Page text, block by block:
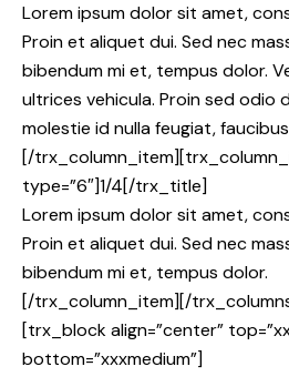
Lorem ipsum dolor sit amet,
Proin et aliquet dui. Sed nec
bibendum mi et, tempus dolor.
ultrices vehicula. Proin sed odio
molestie id nulla feugiat,
[/
type=”6″]1/4[/trx_title]
Lorem ipsum dolor sit amet,
Proin et aliquet dui. Sed nec
bibendum mi et, tempus dolor.
[/trx_column_item][/
[trx_block align=”center”
bottom=”xxxmedium”]